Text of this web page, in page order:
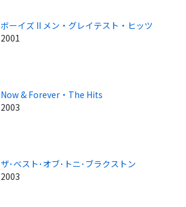
ボーイズ II メン・グレイテスト・ヒッツ
2001
Now & Forever・The Hits
2003
ザ･ベスト･オブ･トニ･ブラクストン
2003